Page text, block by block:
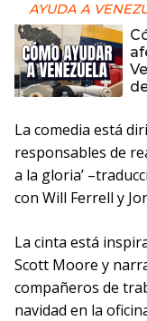
AYUDA A
La comedia está
responsables de
a la gloria’
con Will Ferrell y
La cinta está
Scott Moore y
compañeros de
navidad en la